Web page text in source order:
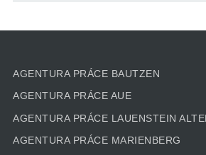
AGENTURA PRÁCE BAUTZEN
AGENTURA PRÁCE AUE
AGENTURA PRÁCE LAUENSTEIN
AGENTURA PRÁCE MARIENBERG